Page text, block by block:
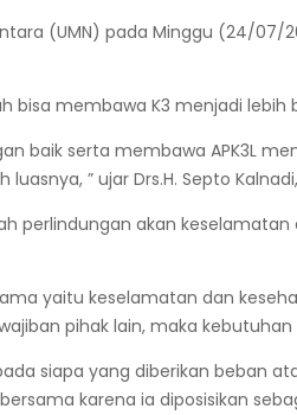
(UMN) pada Minggu (24/
bisa membawa K3 menjadi
baik serta membawa APK3L
” ujar Drs.H. Septo
perlindungan akan
yaitu keselamatan dan
pihak lain, maka
siapa yang diberikan beban
karena ia diposisikan